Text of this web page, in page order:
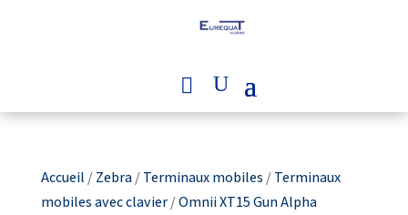
Accueil /Zebra/Terminaux mobiles /Terminaux
mobiles avec clavier/Omnii XT15 Gun Alpha